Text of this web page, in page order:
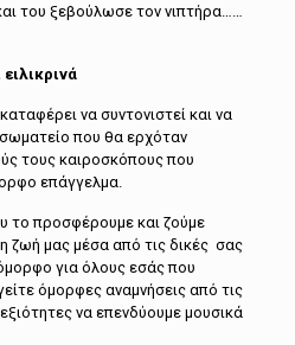
του ξεβούλωσε τον νιπτήρα……
να συντονιστεί και να
που θα ερχόταν
τους καιροσκόπους που
επάγγελμα.
το προσφέρουμε και ζούμε
ζωή μας μέσα από τις δικές σας
για όλους εσάς που
όμορφες αναμνήσεις από τις
να επενδύουμε μουσικά